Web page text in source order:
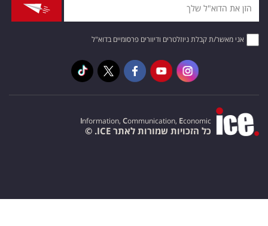
אני מאשר/ת קבלת ניוזלטרים ודיוורים פרסומיים בדוא"ל
Information, Communication, Economic
כל הזכויות שמורות לאתר ICE. ©